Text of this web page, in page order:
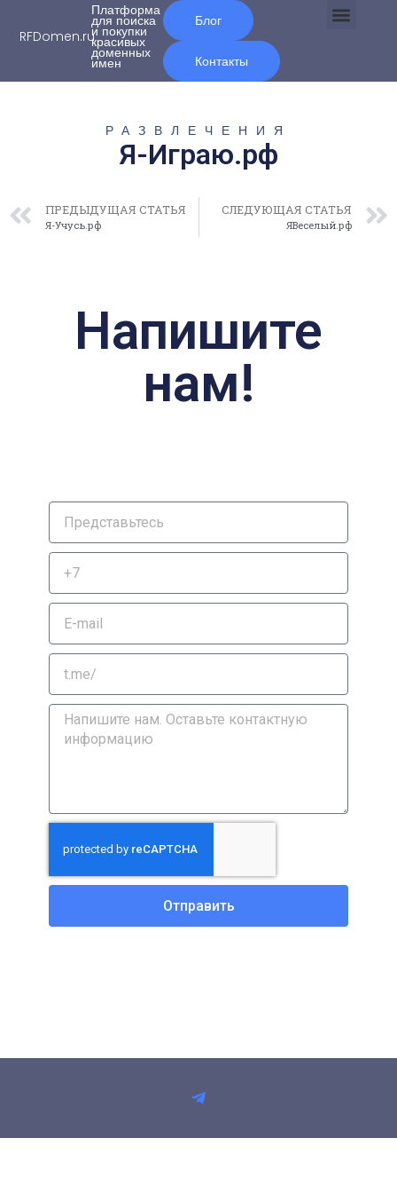
RFDomen.ru
Платформа
для поиска
и покупки
красивых
доменных
имен
Блог
Контакты
РАЗВЛЕЧЕНИЯ
Я-Играю.рф
ПРЕДЫДУЩАЯ СТАТЬЯ
Я-Учусь.рф
СЛЕДУЮЩАЯ СТАТЬЯ
ЯВеселый.рф
Напишите
нам!
Отправить